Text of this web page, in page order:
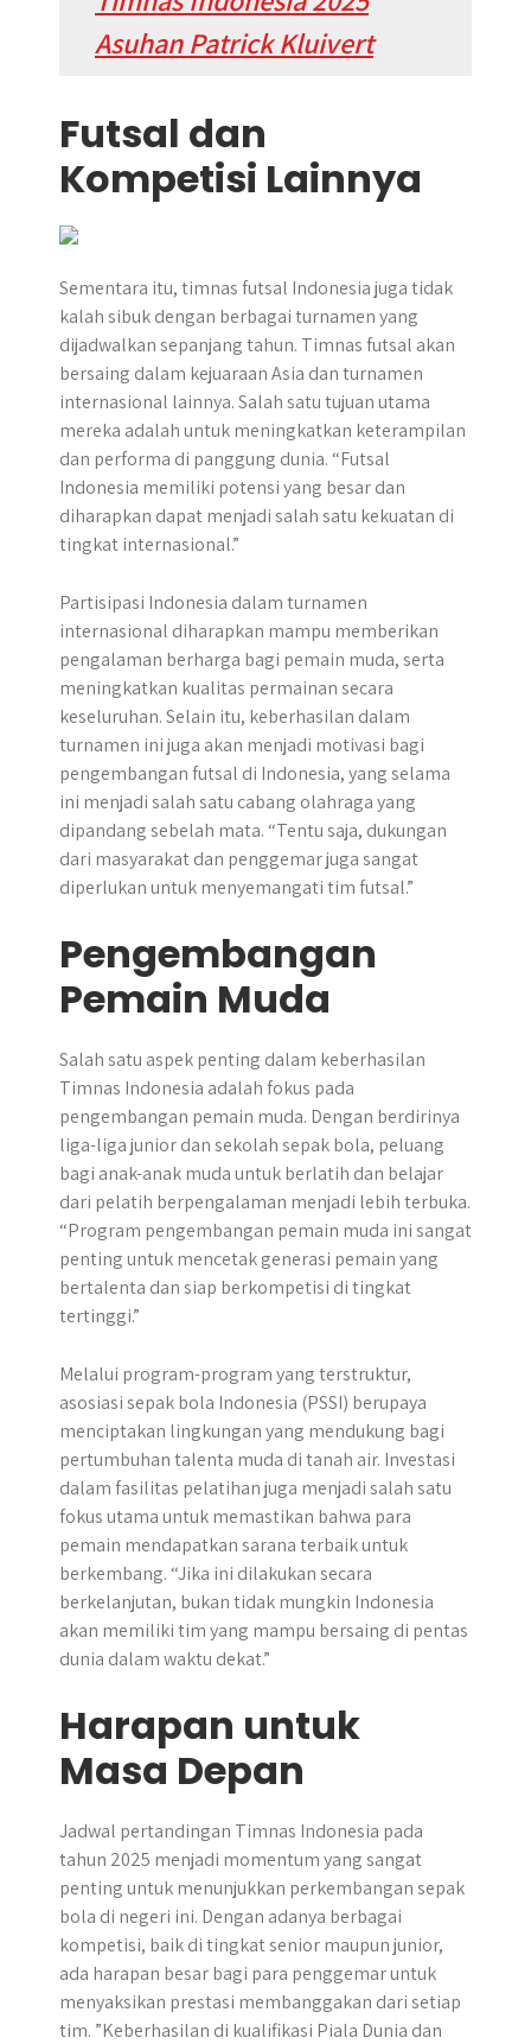
Asuhan Patrick Kluivert
Futsal dan
Kompetisi Lainnya
Sementara itu, timnas futsal Indonesia juga tidak
kalah sibuk dengan berbagai turnamen yang
dijadwalkan sepanjang tahun. Timnas futsal akan
bersaing dalam kejuaraan Asia dan turnamen
internasional lainnya. Salah satu tujuan utama
mereka adalah untuk meningkatkan keterampilan
dan performa di panggung dunia. “Futsal
Indonesia memiliki potensi yang besar dan
diharapkan dapat menjadi salah satu kekuatan di
tingkat internasional.”
Partisipasi Indonesia dalam turnamen
internasional diharapkan mampu memberikan
pengalaman berharga bagi pemain muda, serta
meningkatkan kualitas permainan secara
keseluruhan. Selain itu, keberhasilan dalam
turnamen ini juga akan menjadi motivasi bagi
pengembangan futsal di Indonesia, yang selama
ini menjadi salah satu cabang olahraga yang
dipandang sebelah mata. “Tentu saja, dukungan
dari masyarakat dan penggemar juga sangat
diperlukan untuk menyemangati tim futsal.”
Pengembangan
Pemain Muda
Salah satu aspek penting dalam keberhasilan
Timnas Indonesia adalah fokus pada
pengembangan pemain muda. Dengan berdirinya
liga-liga junior dan sekolah sepak bola, peluang
bagi anak-anak muda untuk berlatih dan belajar
dari pelatih berpengalaman menjadi lebih terbuka.
“Program pengembangan pemain muda ini sangat
penting untuk mencetak generasi pemain yang
bertalenta dan siap berkompetisi di tingkat
tertinggi.”
Melalui program-program yang terstruktur,
asosiasi sepak bola Indonesia (PSSI) berupaya
menciptakan lingkungan yang mendukung bagi
pertumbuhan talenta muda di tanah air. Investasi
dalam fasilitas pelatihan juga menjadi salah satu
fokus utama untuk memastikan bahwa para
pemain mendapatkan sarana terbaik untuk
berkembang. “Jika ini dilakukan secara
berkelanjutan, bukan tidak mungkin Indonesia
akan memiliki tim yang mampu bersaing di pentas
dunia dalam waktu dekat.”
Harapan untuk
Masa Depan
Jadwal pertandingan Timnas Indonesia pada
tahun 2025 menjadi momentum yang sangat
penting untuk menunjukkan perkembangan sepak
bola di negeri ini. Dengan adanya berbagai
kompetisi, baik di tingkat senior maupun junior,
ada harapan besar bagi para penggemar untuk
menyaksikan prestasi membanggakan dari setiap
tim. ​”Keberhasilan di kualifikasi Piala Dunia dan